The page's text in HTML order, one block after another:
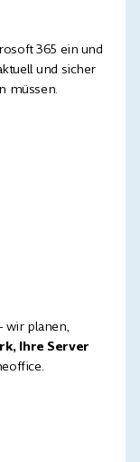
365 ein und
und sicher
müssen.
wir planen,
Ihre Server